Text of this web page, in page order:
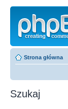
Strona główna
Szukaj